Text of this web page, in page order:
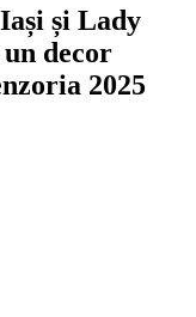
și Lady
decor
2025